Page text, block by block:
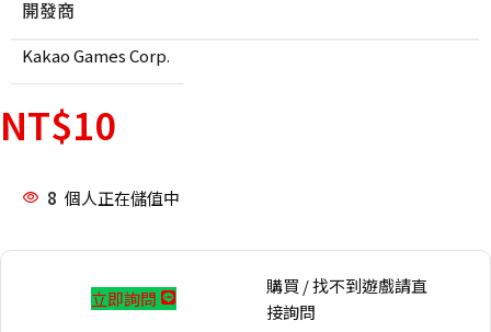
開發商
Kakao Games Corp.
NT$10
8 個人正在儲值中
立即詢問
購買 / 找不到遊戲請直
接詢問